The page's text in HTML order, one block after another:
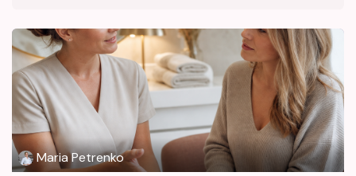
Maria Petrenko